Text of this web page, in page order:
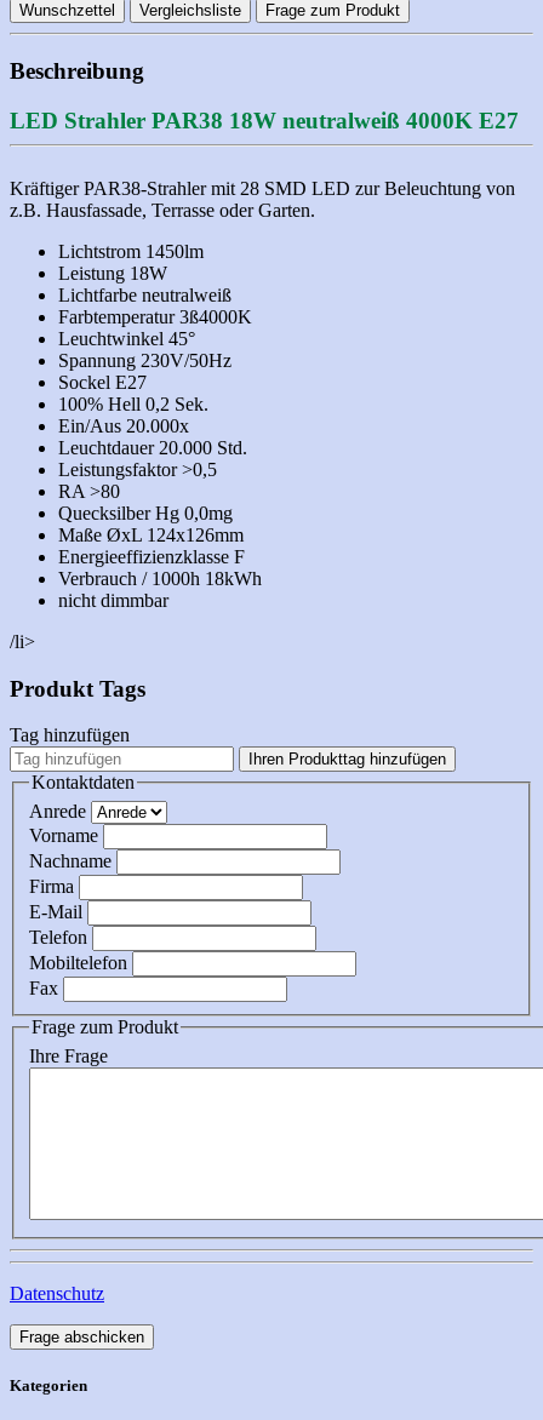
Wunschzettel Vergleichsliste Frage zum Produkt
Beschreibung
LED Strahler PAR38 18W neutralweiß 4000K E27
Kräftiger PAR38-Strahler mit 28 SMD LED zur Beleuchtung von
z.B. Hausfassade, Terrasse oder Garten.
Lichtstrom 1450lm
Leistung 18W
Lichtfarbe neutralweiß
Farbtemperatur 3ß4000K
Leuchtwinkel 45°
Spannung 230V/50Hz
Sockel E27
100% Hell 0,2 Sek.
Ein/Aus 20.000x
Leuchtdauer 20.000 Std.
Leistungsfaktor >0,5
RA >80
Quecksilber Hg 0,0mg
Maße ØxL 124x126mm
Energieeffizienzklasse F
Verbrauch / 1000h 18kWh
nicht dimmbar
/li>
Produkt Tags
Tag hinzufügen
Ihren Produkttag hinzufügen
Kontaktdaten
Anrede
Vorname
Nachname
Firma
E-Mail
Telefon
Mobiltelefon
Fax
Frage zum Produkt
Ihre Frage
Datenschutz
Frage abschicken
Kategorien